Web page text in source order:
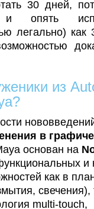
30 дней,
и опять
легально) как
из
в
основан на
и
как в
свечения),
multi-touch,